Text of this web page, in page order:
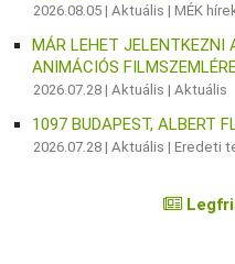
2026.08.05 |Aktuális |MÉK
MÁR LEHET JELENTKEZNI
ANIMÁCIÓS
2026.07.28 |Aktuális |Aktuális
1097 BUDAPEST, ALBERT
2026.07.28 |Aktuális |Eredeti